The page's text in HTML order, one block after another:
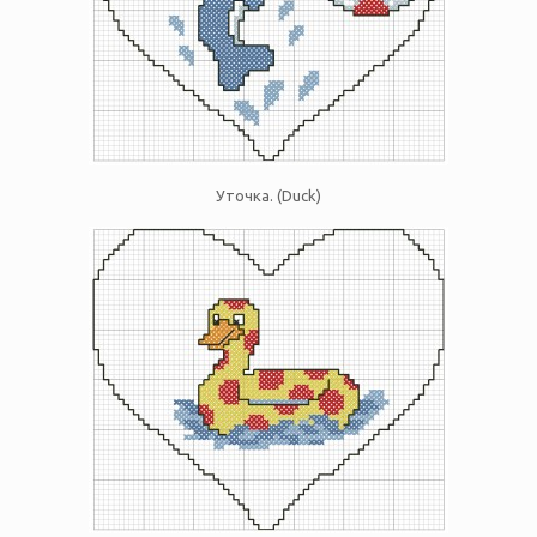
Уточка. (Duck)